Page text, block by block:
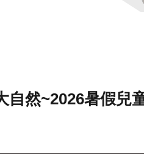
自然~2026暑假兒